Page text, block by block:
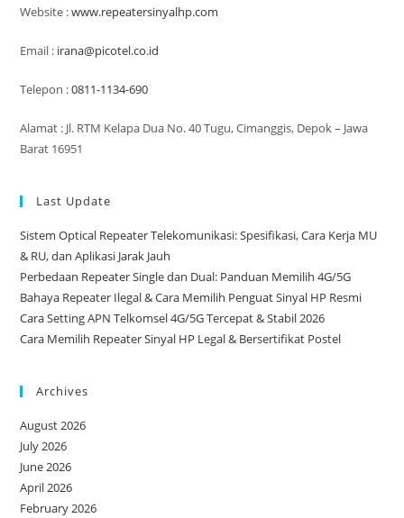
Website :www.repeatersinyalhp.com
Email : irana@picotel.co.id
Telepon :0811-1134-690
Alamat : Jl. RTM Kelapa Dua No. 40 Tugu, Cimanggis, Depok – Jawa
Barat 16951
Last Update
Sistem Optical Repeater Telekomunikasi: Spesifikasi, Cara Kerja MU
& RU, dan Aplikasi Jarak Jauh
Perbedaan Repeater Single dan Dual: Panduan Memilih 4G/5G
Bahaya Repeater Ilegal & Cara Memilih Penguat Sinyal HP Resmi
Cara Setting APN Telkomsel 4G/5G Tercepat & Stabil 2026
Cara Memilih Repeater Sinyal HP Legal & Bersertifikat Postel
Archives
August 2026
July 2026
June 2026
April 2026
February 2026